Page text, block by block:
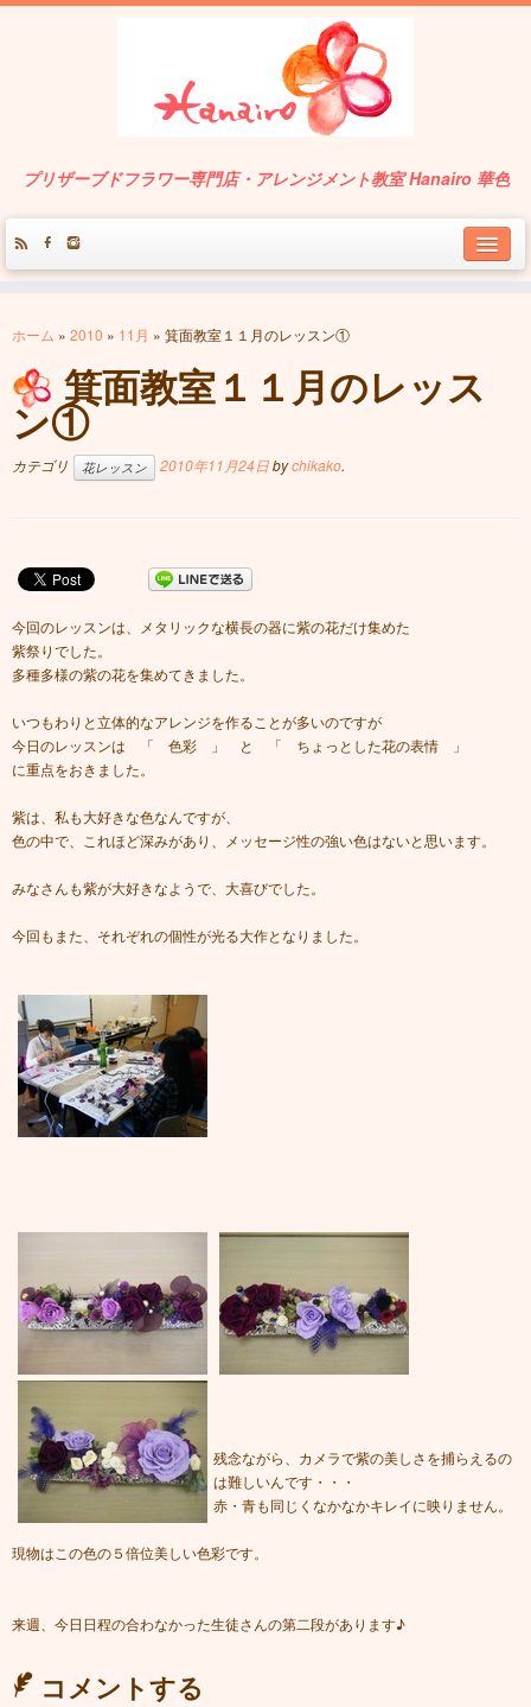
プリザーブドフラワー専門店・アレンジメント教室 Hanairo 華色
Works
ホーム » 2010 » 11月 » 箕面教室１１月のレッスン①
箕面教室１１月のレッス
ン①
カテゴリ 花レッスン 2010年11月24日bychikako.
今回のレッスンは、メタリックな横長の器に紫の花だけ集めた
紫祭りでした。
多種多様の紫の花を集めてきました。
いつもわりと立体的なアレンジを作ることが多いのですが
今日のレッスンは 「 色彩 」 と 「 ちょっとした花の表情 」
に重点をおきました。
紫は、私も大好きな色なんですが、
色の中で、これほど深みがあり、メッセージ性の強い色はないと思います。
みなさんも紫が大好きなようで、大喜びでした。
今回もまた、それぞれの個性が光る大作となりました。
残念ながら、カメラで紫の美しさを捕らえるの
は難しいんです・・・
赤・青も同じくなかなかキレイに映りません。
現物はこの色の５倍位美しい色彩です。
来週、今日日程の合わなかった生徒さんの第二段があります♪
コメントする